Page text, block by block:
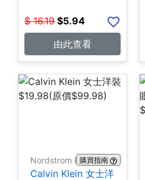
$ 16.19 $5.94
由此查看
Nordstrom Rack購買指南
Calvin Klein 女士洋